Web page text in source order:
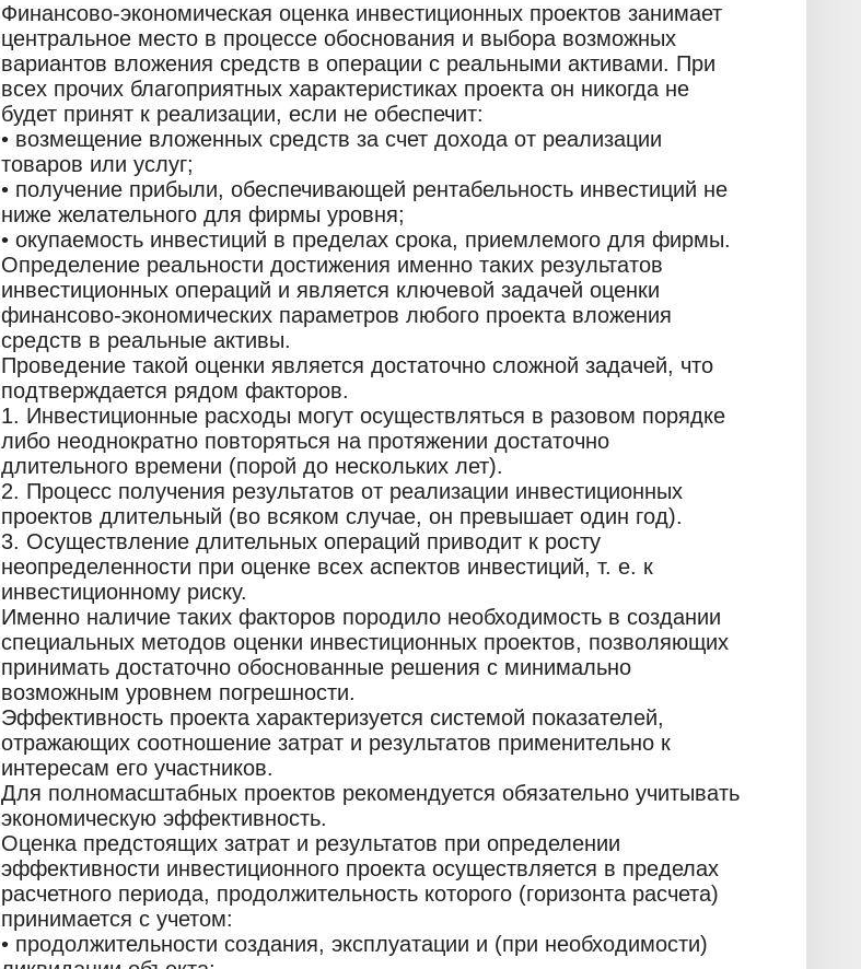
Финансово-экономическая оценка инвестиционных проектов занимает
центральное место в процессе обоснования и выбора возможных
вариантов вложения средств в операции с реальными активами. При
всех прочих благоприятных характеристиках проекта он никогда не
будет принят к реализации, если не обеспечит:
• возмещение вложенных средств за счет дохода от реализации
товаров или услуг;
• получение прибыли, обеспечивающей рентабельность инвестиций не
ниже желательного для фирмы уровня;
• окупаемость инвестиций в пределах срока, приемлемого для фирмы.
Определение реальности достижения именно таких результатов
инвестиционных операций и является ключевой задачей оценки
финансово-экономических параметров любого проекта вложения
средств в реальные активы.
Проведение такой оценки является достаточно сложной задачей, что
подтверждается рядом факторов.
1. Инвестиционные расходы могут осуществляться в разовом порядке
либо неоднократно повторяться на протяжении достаточно
длительного времени (порой до нескольких лет).
2. Процесс получения результатов от реализации инвестиционных
проектов длительный (во всяком случае, он превышает один год).
3. Осуществление длительных операций приводит к росту
неопределенности при оценке всех аспектов инвестиций, т. е. к
инвестиционному риску.
Именно наличие таких факторов породило необходимость в создании
специальных методов оценки инвестиционных проектов, позволяющих
принимать достаточно обоснованные решения с минимально
возможным уровнем погрешности.
Эффективность проекта характеризуется системой показателей,
отражающих соотношение затрат и результатов применительно к
интересам его участников.
Для полномасштабных проектов рекомендуется обязательно учитывать
экономическую эффективность.
Оценка предстоящих затрат и результатов при определении
эффективности инвестиционного проекта осуществляется в пределах
расчетного периода, продолжительность которого (горизонта расчета)
принимается с учетом:
• продолжительности создания, эксплуатации и (при необходимости)